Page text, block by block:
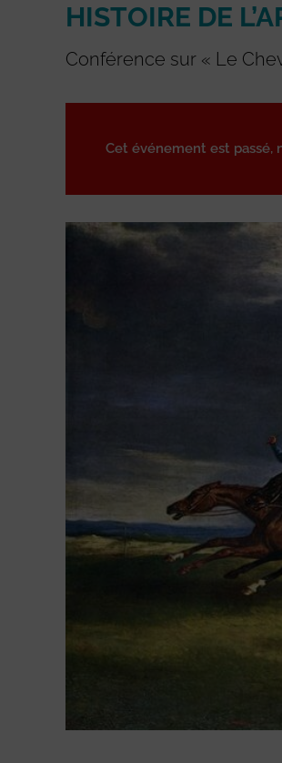
HISTOIRE DE
Conférence sur « Le
Cet événement est passé,